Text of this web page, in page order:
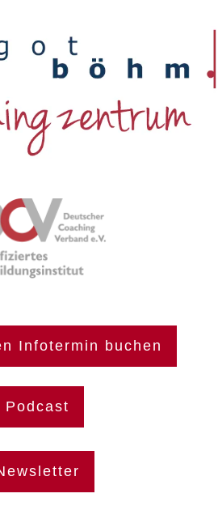
Infotermin buchen
Podcast